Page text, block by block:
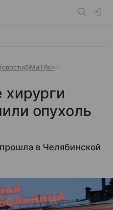
хирурги
опухоль
в Челябинской